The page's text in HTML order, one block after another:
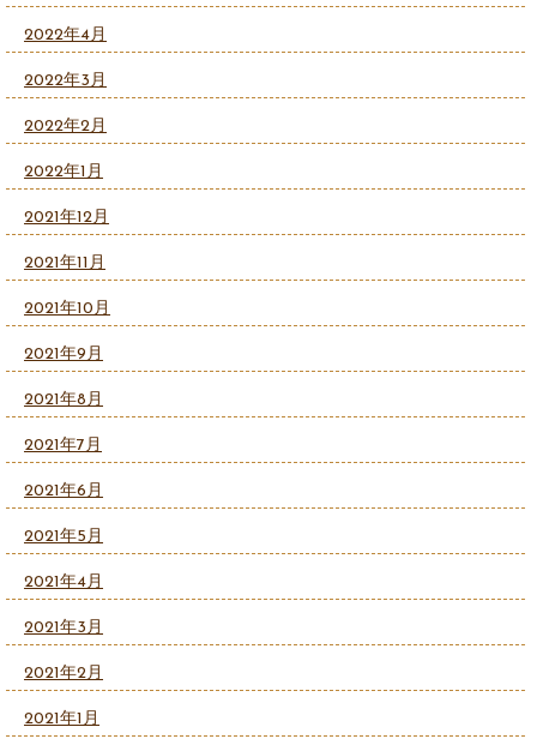
2022年4月
2022年3月
2022年2月
2022年1月
2021年12月
2021年11月
2021年10月
2021年9月
2021年8月
2021年7月
2021年6月
2021年5月
2021年4月
2021年3月
2021年2月
2021年1月